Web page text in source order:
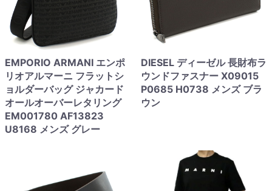
EMPORIO ARMANI エンポ
リオアルマーニ フラットシ
ョルダーバッグ ジャカード
オールオーバーレタリング
EM001780 AF13823
U8168 メンズ グレー
DIESEL ディーゼル 長財布ラ
ウンドファスナー X09015
P0685 H0738 メンズ ブラ
ウン